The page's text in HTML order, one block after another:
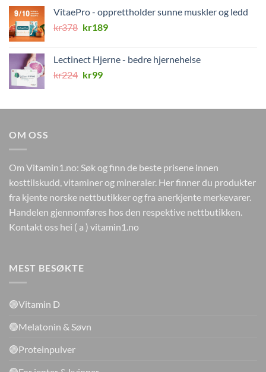
var:
kr299.
er:
kr179.
VitaePro - opprettholder sunne muskler og ledd
kr378 Opprinnelig
kr378.
kr189Nåværende
kr189.
Lectinect Hjerne - bedre hjernehelse
kr224 Opprinnelig
kr224.
kr99Nåværende
kr99.
OM OSS
Om Vitamin1.no: Søk og finn de beste prisene innen
kosttilskudd, vitaminer og mineraler. Her finner du produkter
fra kjente norske nettbutikker og fra anerkjente merkevarer.
Handelen gjennomføres hos den respektive nettbutikken.
Kontakt oss hei ( a ) vitamin1.no
MEST BESØKTE
🟢Vitamin D
🟢Melatonin & Søvn
🟢Proteinpulver